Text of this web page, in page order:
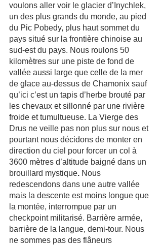
voulons aller voir le glacier d’Inychlek,
un des plus grands du monde, au pied
du Pic Pobedy, plus haut sommet du
pays situé sur la frontière chinoise au
sud-est du pays. Nous roulons 50
kilomètres sur une piste de fond de
vallée aussi large que celle de la mer
de glace au-dessus de Chamonix sauf
qu’ici c’est un tapis d’herbe brouté par
les chevaux et sillonné par une rivière
froide et tumultueuse. La Vierge des
Drus ne veille pas non plus sur nous et
pourtant nous décidons de monter en
direction du ciel pour forcer un col à
3600 mètres d’altitude baigné dans un
brouillard mystique. Nous
redescendons dans une autre vallée
mais la descente est moins longue que
la montée, interrompue par un
checkpoint militarisé. Barrière armée,
barrière de la langue, demi-tour. Nous
ne sommes pas des flâneurs